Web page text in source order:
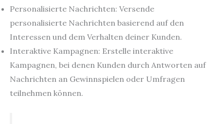
Personalisierte Nachrichten: Versende
personalisierte Nachrichten basierend auf den
Interessen und dem Verhalten deiner Kunden.
Interaktive Kampagnen: Erstelle interaktive
Kampagnen, bei denen Kunden durch Antworten auf
Nachrichten an Gewinnspielen oder Umfragen
teilnehmen können.